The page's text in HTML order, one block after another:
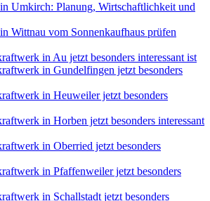
Umkirch: Planung, Wirtschaftlichkeit und
Wittnau vom Sonnenkaufhaus prüfen
in Au jetzt besonders interessant ist
in Gundelfingen jetzt besonders
in Heuweiler jetzt besonders
in Horben jetzt besonders interessant
in Oberried jetzt besonders
in Pfaffenweiler jetzt besonders
in Schallstadt jetzt besonders